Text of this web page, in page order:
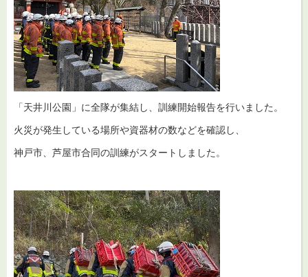
「天井川公園」に全隊が集結し、訓練開始報告を行いました。
火災が発生している場所や資器材の数などを確認し、
神戸市、芦屋市合同の訓練がスタートしました。